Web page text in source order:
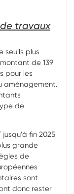
travaux
seuils plus
de 139
pour les
aménagement.
de
fin 2025
grande
de
sont
donc rester